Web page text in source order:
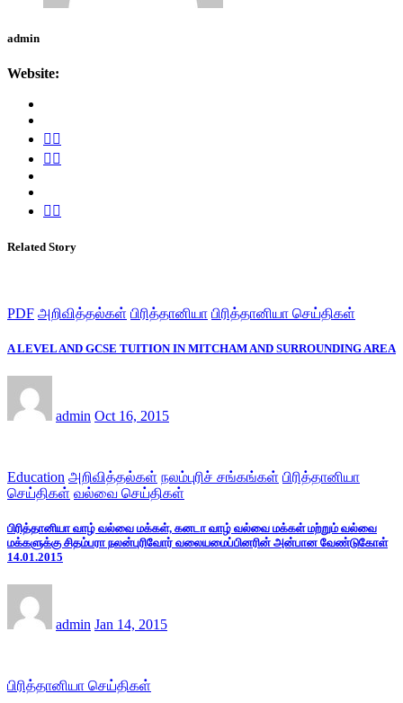
admin
Website:
Related Story
PDF அறிவித்தல்கள் பிரித்தானியா பிரித்தானியா செய்திகள்
A LEVEL AND GCSE TUITION IN MITCHAM AND SURROUNDING AREA
admin Oct 16, 2015
Education அறிவித்தல்கள் நலம்புரிச் சங்கங்கள் பிரித்தானியா
செய்திகள் வல்வை செய்திகள்
பிரித்தானியா வாழ் வல்வை மக்கள், கனடா வாழ் வல்வை மக்கள் மற்றும் வல்வை
மக்களுக்கு சிதம்பரா நலன்புரிவோர் வலையமைப்பினரின் அன்பான வேண்டுகோள்
14.01.2015
admin Jan 14, 2015
பிரித்தானியா செய்திகள்